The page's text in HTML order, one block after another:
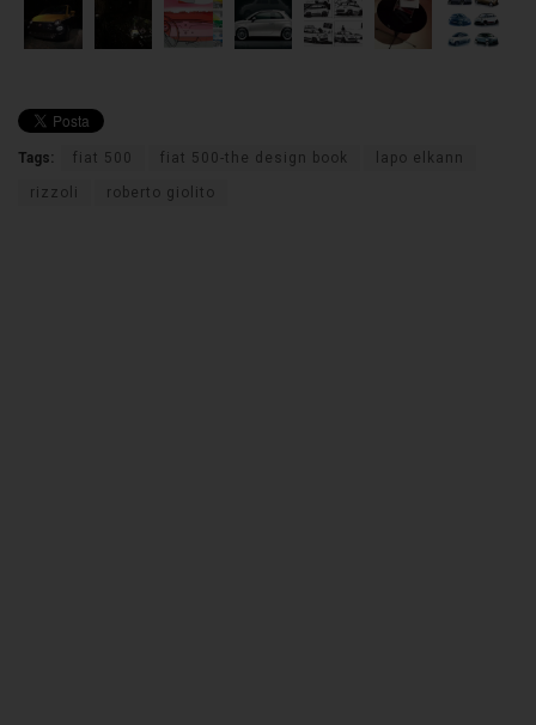
Tags: fiat 500 fiat 500-the design book lapo elkann
rizzoli roberto giolito